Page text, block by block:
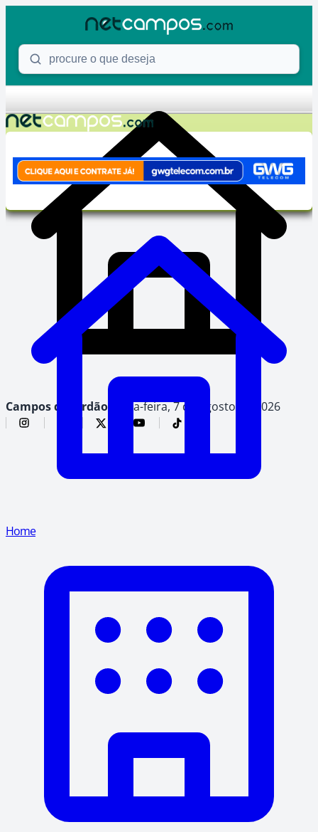
Procure o que deseja
Campos do Jordão, sexta-feira, 7 de agosto de 2026
Home